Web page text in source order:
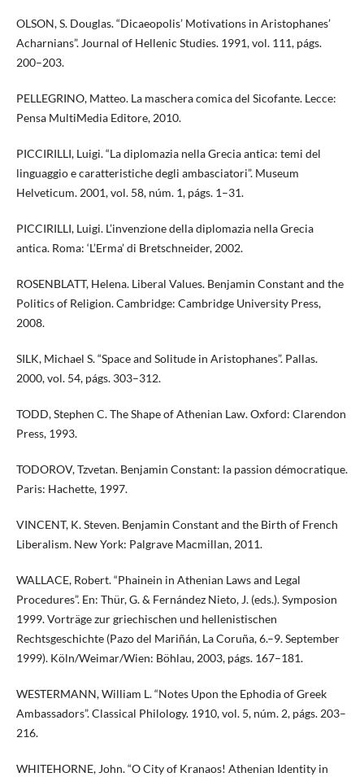
OLSON, S. Douglas. “Dicaeopolis’ Motivations in Aristophanes’
Acharnians”. Journal of Hellenic Studies. 1991, vol. 111, págs.
200–203.
PELLEGRINO, Matteo. La maschera comica del Sicofante. Lecce:
Pensa MultiMedia Editore, 2010.
PICCIRILLI, Luigi. “La diplomazia nella Grecia antica: temi del
linguaggio e caratteristiche degli ambasciatori”. Museum
Helveticum. 2001, vol. 58, núm. 1, págs. 1–31.
PICCIRILLI, Luigi. L’invenzione della diplomazia nella Grecia
antica. Roma: ‘L’Erma’ di Bretschneider, 2002.
ROSENBLATT, Helena. Liberal Values. Benjamin Constant and the
Politics of Religion. Cambridge: Cambridge University Press,
2008.
SILK, Michael S. “Space and Solitude in Aristophanes”. Pallas.
2000, vol. 54, págs. 303–312.
TODD, Stephen C. The Shape of Athenian Law. Oxford: Clarendon
Press, 1993.
TODOROV, Tzvetan. Benjamin Constant: la passion démocratique.
Paris: Hachette, 1997.
VINCENT, K. Steven. Benjamin Constant and the Birth of French
Liberalism. New York: Palgrave Macmillan, 2011.
WALLACE, Robert. “Phainein in Athenian Laws and Legal
Procedures”. En: Thür, G. & Fernández Nieto, J. (eds.). Symposion
1999. Vorträge zur griechischen und hellenistischen
Rechtsgeschichte (Pazo del Mariñán, La Coruña, 6.–9. September
1999). Köln/Weimar/Wien: Böhlau, 2003, págs. 167–181.
WESTERMANN, William L. “Notes Upon the Ephodia of Greek
Ambassadors”. Classical Philology. 1910, vol. 5, núm. 2, págs. 203–
216.
WHITEHORNE, John. “O City of Kranaos! Athenian Identity in